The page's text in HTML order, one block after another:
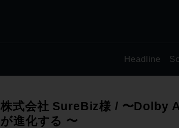
Headline
株式会社 SureBiz様 / 〜Dolby
が進化する 〜